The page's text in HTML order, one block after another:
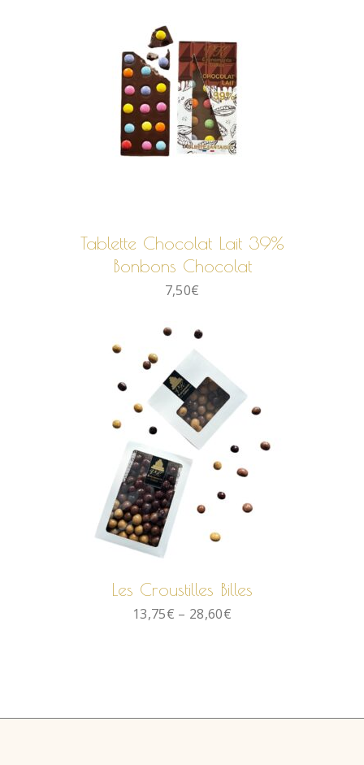
Tablette Chocolat Lait 39%
Bonbons Chocolat
7,50€
CHOIX DES OPTIONS
Les Croustilles Billes
13,75€ – 28,60€